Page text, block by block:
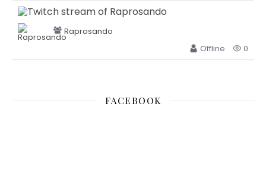
Raprosando
Offline
0
FACEBOOK